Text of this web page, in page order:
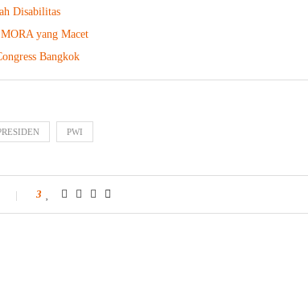
Disabilitas
yang Macet
Bangkok
PWI
3